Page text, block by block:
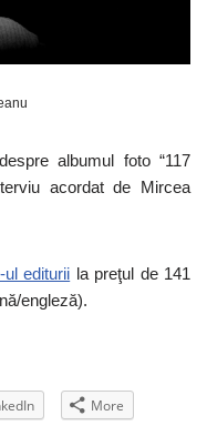
albumul foto “117
acordat de Mircea
ul editurii la preţul de 141
engleză).
More